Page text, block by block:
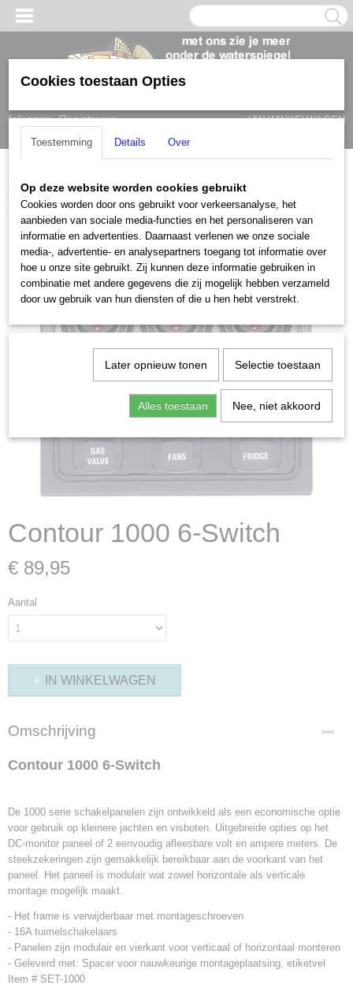
Inloggen Registreren
UW WINKELWAGEN
(0)
Home > Bootaccessoires > Boot Elektronica >
Contour 1000 6-Switch
Contour 1000 6-Switch
€ 89,95
Aantal
IN WINKELWAGEN
Omschrijving
Contour 1000 6-Switch
De 1000 serie schakelpanelen zijn ontwikkeld als een economische optie
voor gebruik op kleinere jachten en visboten. Uitgebreide opties op het
DC-monitor paneel of 2 eenvoudig afleesbare volt en ampere meters. De
steekzekeringen zijn gemakkelijk bereikbaar aan de voorkant van het
paneel. Het paneel is modulair wat zowel horizontale als verticale
montage mogelijk maakt.
- Het frame is verwijderbaar met montageschroeven
- 16A tuimelschakelaars
- Panelen zijn modulair en vierkant voor verticaal of horizontaal monteren
- Geleverd met: Spacer voor nauwkeurige montageplaatsing, etiketvel
Item # SET-1000
Cookies toestaan Opties
Toestemming Details Over
Op deze website worden cookies gebruikt
Cookies worden door ons gebruikt voor verkeersanalyse, het
aanbieden van sociale media-functies en het personaliseren van
informatie en advertenties. Daarnaast verlenen we onze sociale
media-, advertentie- en analysepartners toegang tot informatie over
hoe u onze site gebruikt. Zij kunnen deze informatie gebruiken in
combinatie met andere gegevens die zij mogelijk hebben verzameld
door uw gebruik van hun diensten of die u hen hebt verstrekt.
Later opnieuw tonen Selectie toestaan
Alles toestaan Nee, niet akkoord